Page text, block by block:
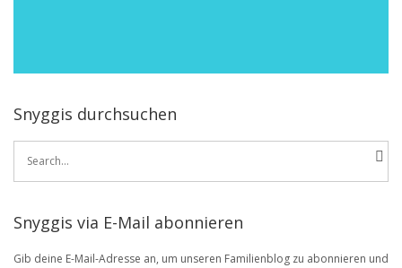
Snyggis durchsuchen
Search
Snyggis via E-Mail abonnieren
Gib deine E-Mail-Adresse an, um unseren Familienblog zu abonnieren und